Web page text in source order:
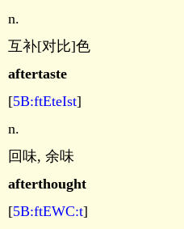
n.
互补[对比]色
aftertaste
[5B:ftEteIst]
n.
回味, 余味
afterthought
[5B:ftEWC:t]